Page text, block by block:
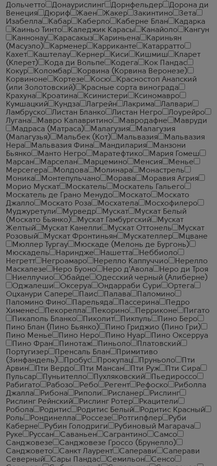
Дольчетто
Донаурислинг Дорнфельдер
Дорона ди
Венеция
Дюриф Жаен Жакер Закинтино
Зета
Изабелла
Кабар Каберло Каберне Блан
Кадарка
Каиньо Тинто
Каледжик Карасы Канайоло
Кангун
Каннонау
Карасакыз Кариньена
Кариньян
(Масуэло)
Карменер Карриканте
Катарратто
Кахет
Каштелау Кернер Киси Кишмиш
Кларет
(Клерет)
Кода ди Вольпе Кодега
Кок Пандас
Кокур
Коломбар
Корвина (Корвина Веронезе)
Корвиноне
Кортезе Косю
Красностоп Анапский
(или Золотовский)
Красные сорта винограда
Крахуна
Кроатина Ксинистери
Ксиномавро
Кумшацкий
Кундза Лагрейн Лакрима
Лалвари
Ламбруско
Листан Бланко Листан Негро
Лоурейро
Лугана
Мавро Калавритино Мавродафне
Мавруди
Мадраса (Матраса)
Малагузия
Малагузия
(Малагузья)
Мальбек (Кот) Мальвазия
Мальвазия
Нера
Мальвазия Фина Мандилария
Манзони
Бьянко
Манто Негро Маратефтико
Мария Гомеш
Марсан
Марселан Марцемино Менсия
Менье
Мерсегера
Молдова Молинара
Монастрель
Моника
Монтепульчано Морава
Моравия Агрия
Морио Мускат
Москатель
Москатель Гальего
Москатель де Грано Менудо
Москато
Москато
Джалло
Москато Роза Мосхатела
Мосхофилеро
Муджуретули
Мурведр Мускат
Мускат Белый
(Москато Бьянко)
Мускат Гамбургский
Мускат
Желтый
Мускат Канелли Мускат Оттонель
Мускат
Розовый
Мускат Фронтиньян Мускателлер
Мцване
Мюллер Тургау
Мюскаде (Мелонь де Бургонь)
Мюскадель
Нариндже Нашетта
Неббиоло
Негретт
Негроамаро Нерелло Каппуччио
Нерелло
Маскалезе
Неро Буоно Неро д'Авола
Неро ди Троя
Ниеллучио
Обайде
Одесский черный (Алиберне)
Оджалеши
Оксеруа Ондарраби Сури
Ортега
Оцханури Сапере
Паис Палава
Паломино
Паломино Фино
Парельяда Пассерина
Педро
Хименес
Пекорелла Пекорино Перриконе
Пигато
Пикаполь Бланко
Пиколит Пикпуль
Пино Беро
Пино Блан (Пино Бьянко)
Пино Гриджио (Пино Гри)
Пино Менье
Пино Неро Пино Нуар
Пино Оксерруа
Пино Фран
Пинотаж Пиньоло
Платовский
Португизер
Пренсаль Блан
Примитиво
(Зинфандель)
Пробус Прокупац Пруньоло
Пти
Арвин
Пти Вердо Пти Мансан Пти Руж
Пти Сира
Пульсар
Пуньителло Пухляковский
Пьедироссо
Рабигато
Рабозо Ребо Регент Рефоско
Риболла
Джалла
Рибона Риполи Рисланер
Рислинг
Рислинг Рейнский
Рислинг Ротер
Ркацители
Робола
Родитис Родитис Белый
Родитис Красный
Роль
Рондинелла Россезе Ротгипфлер
Руби
Каберне
Рубин Голодриги
Рубиновый Магарача
Руке
Руссан Саваньен Сагрантино
Самсо
Санджовезе
Санджовезе Гроссо (Брунелло)
Санджовето
Санкт Лаурент Саперави
Саперави
Северный
Сары Пандас Семильон
Сенсо